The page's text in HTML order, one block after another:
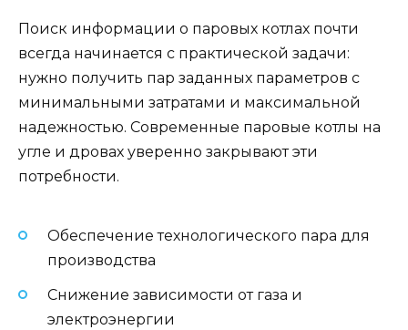
Поиск информации о паровых котлах почти
всегда начинается с практической задачи:
нужно получить пар заданных параметров с
минимальными затратами и максимальной
надежностью. Современные паровые котлы на
угле и дровах уверенно закрывают эти
потребности.
Обеспечение технологического пара для
производства
Снижение зависимости от газа и
электроэнергии